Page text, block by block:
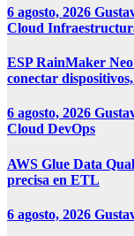
6 agosto, 2026
Cloud
ESP RainMaker
conectar
6 agosto, 2026
Cloud DevOps
AWS Glue Data
precisa en ETL
6 agosto, 2026